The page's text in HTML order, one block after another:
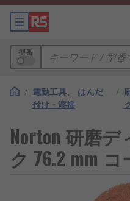
型番
/ 電動工具、 はんだ
付け・溶接
/
Norton 研磨
ク 76.2 mm コ